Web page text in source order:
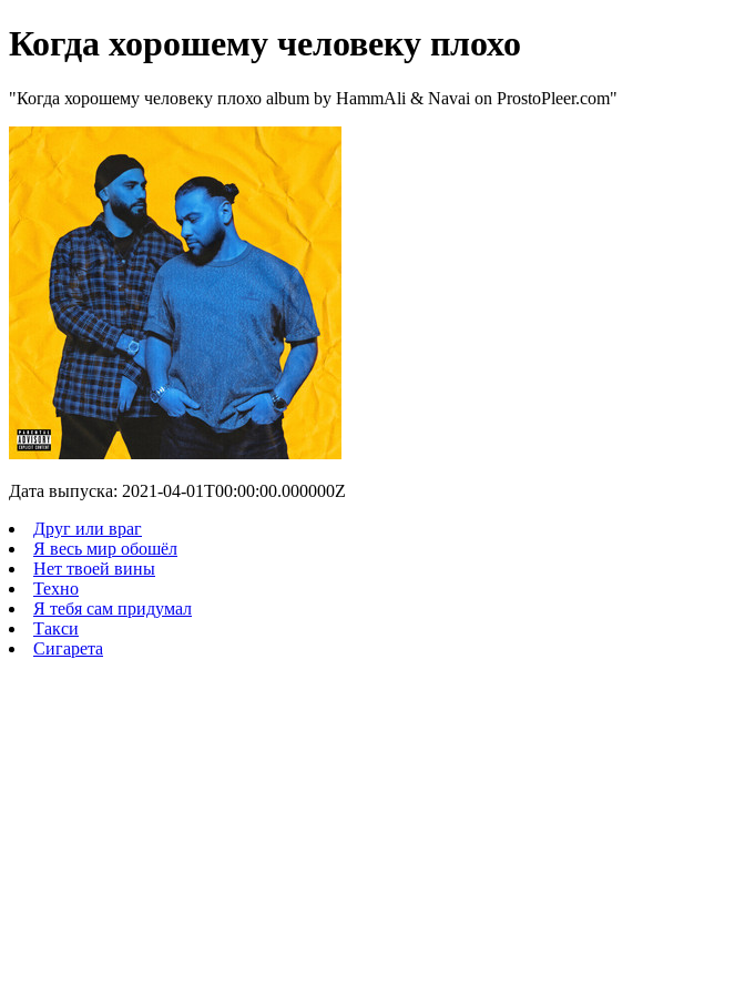
Когда хорошему человеку плохо
"Когда хорошему человеку плохо album by HammAli & Navai on ProstoPleer.com"
Дата выпуска: 2021-04-01T00:00:00.000000Z
Друг или враг
Я весь мир обошёл
Нет твоей вины
Техно
Я тебя сам придумал
Такси
Сигарета